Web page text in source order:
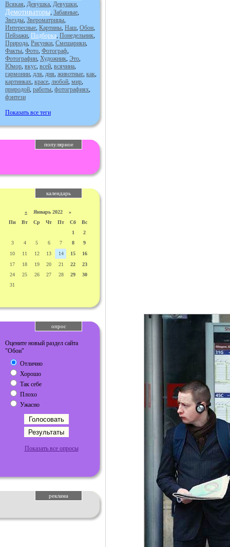
Всякая, Девушка, Девушки,
Демотиваторы, Забавные,
Звезды, Звероматрицы,
Интересные, Картины, Наш, Обои,
Пейзажи, Подборка, Понедельник,
Природа, Рисунки, Смешарики,
Факты, Фото, Фотограф,
Фотографии, Художник, Это,
Юмор, вкус, всей, всячина,
гармонии, для, дня, животные, как,
картинках, красе, любой, мир,
природой, работы, фотографиях,
фэнтези
Показать все теги
популярное
календарь
« Январь 2022 »
Пн
Вт Ср Чт Пт Сб
Вс
1
2
3
4 5 6 7 8
9
10
11 12 13 14 15
16
17
18 19 20 21 22
23
24
25 26 27 28 29
30
31
опрос
Оцените новый раздел сайта
"Обои"
Отлично
Хорошо
Так себе
Плохо
Ужасно
Показать все опросы
реклама